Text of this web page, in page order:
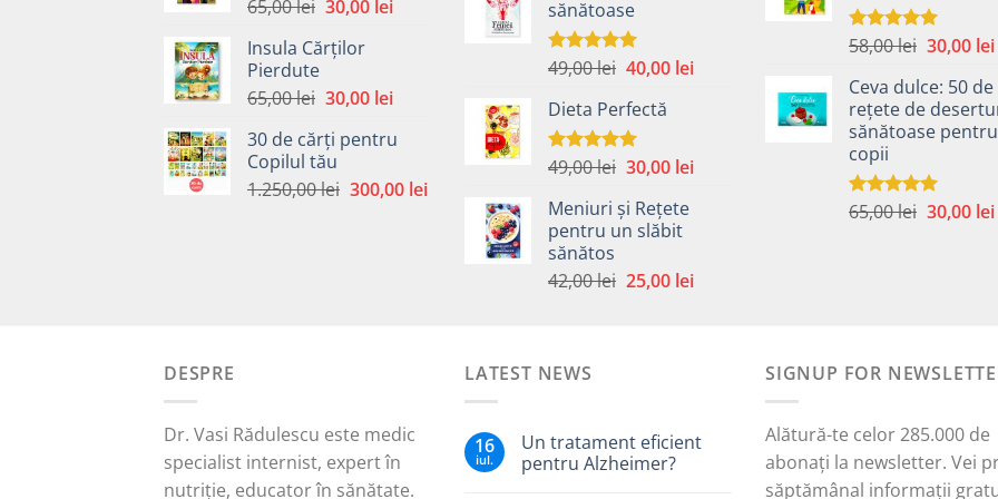
65,00lei Prețul
a
65,00 lei.
30,00 leiPrețul
Insula Cărților
Pierdute
65,00lei Prețul
a
fost:
65,00 lei.
30,00 leiPrețul
este:
30 de cărți pentru
Copilul tău
1.250,00lei Prețul
300,00 leiPrețul
300,00 lei.
fost:
59,00 lei.
sănătoase
Evaluat la
49,00lei Prețul
a
fost:
49,00 lei.
40,00 leiPrețul
Dieta Perfectă
Evaluat la
49,00lei Prețul
a
fost:
30,00 leiPrețul
Meniuri și Rețete
pentru un slăbit
sănătos
42,00lei Prețul
25,00 leiPrețul
49,00 lei.
Evaluat la
58,00lei Prețul
a
fost:
58,00 lei.
30,00 lei
Ceva dulce: 50 de
rețete de
sănătoase pentru
copii
Evaluat la
65,00lei Prețul
30,00 lei
DESPRE
Dr. Vasi Rădulescu este medic
specialist internist, expert în
nutriție, educator în sănătate.
LATEST NEWS
16
iul.
Un tratament eficient
pentru Alzheimer?
SIGNUP FOR
Alătură-te celor 285.000 de
abonați la newsletter. Vei
săptămânal informații